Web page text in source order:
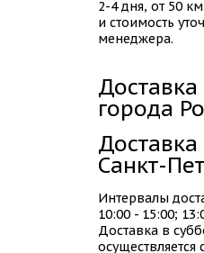
2-4 дня, от 50
и стоимость
менеджера.
города
Санкт-
Интервалы
10:00 - 15:00;
Доставка в
осуществляется